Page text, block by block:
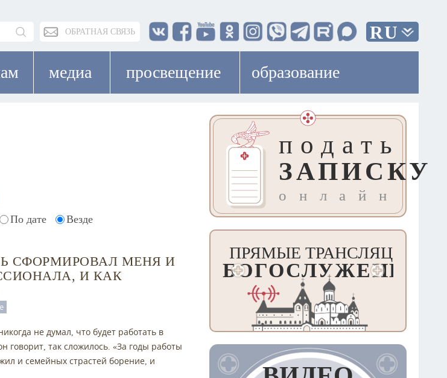
ОБРАТНАЯ СВЯЗЬ RU
медиа просвещение образование
По дате Везде
СФОРМИРОВАЛ МЕНЯ И
И КАК
не думал, что будет работать в
говорит, так сложилось. «За годы работы
и семейных страстей борение, и
подать
ЗАПИСКУ
онлайн
ПРЯМЫЕ ТРАНСЛЯЦИИ
БОГОСЛУЖЕНИЙ